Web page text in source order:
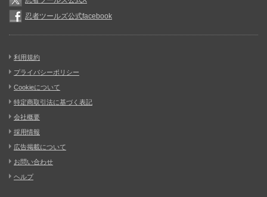
忍者ツールズ公式facebook
利用規約
プライバシーポリシー
Cookieについて
特定商取引法に基づく表記
会社概要
採用情報
広告掲載について
お問い合わせ
ヘルプ